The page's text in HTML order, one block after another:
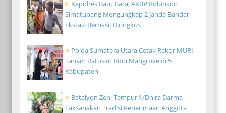
Kapolres Batu Bara, AKBP Robinson
Simatupang Mengungkap 2 Janda Bandar
Ekstasi Berhasil Diringkus
Polda Sumatera Utara Cetak Rekor MURI,
Tanam Ratusan Ribu Mangrove di 5
Kabupaten
Batalyon Zeni Tempur 1/Dhira Darma
Laksanakan Tradisi Penerimaan Anggota